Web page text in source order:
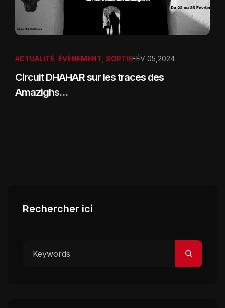
ACTUALITÉ ÉVÈNEMENT SORTIEFÉV 05,2024
Circuit DHAHAR sur les traces des
Amazighs…
Rechercher ici